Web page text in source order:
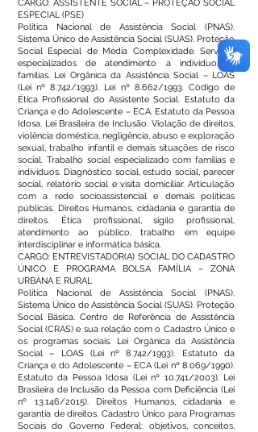
CARGO: ASSISTENTE SOCIAL – PROTEÇÃO SOCIAL
ESPECIAL (PSE)
Política Nacional de Assistência Social (PNAS).
Sistema Único de Assistência Social (SUAS). Proteção
Social Especial de Média Complexidade. Serviços
especializados de atendimento a indivíduos e
famílias. Lei Orgânica da Assistência Social – LOAS
(Lei nº 8.742/1993). Lei nº 8.662/1993. Código de
Ética Profissional do Assistente Social. Estatuto da
Criança e do Adolescente – ECA. Estatuto da Pessoa
Idosa. Lei Brasileira de Inclusão. Violação de direitos,
violência doméstica, negligência, abuso e exploração
sexual, trabalho infantil e demais situações de risco
social. Trabalho social especializado com famílias e
indivíduos. Diagnóstico social, estudo social, parecer
social, relatório social e visita domiciliar. Articulação
com a rede socioassistencial e demais políticas
públicas. Direitos Humanos, cidadania e garantia de
direitos. Ética profissional, sigilo profissional,
atendimento ao público, trabalho em equipe
interdisciplinar e informática básica.
CARGO: ENTREVISTADOR(A) SOCIAL DO CADASTRO
ÚNICO E PROGRAMA BOLSA FAMÍLIA – ZONA
URBANA E RURAL
Política Nacional de Assistência Social (PNAS).
Sistema Único de Assistência Social (SUAS). Proteção
Social Básica. Centro de Referência de Assistência
Social (CRAS) e sua relação com o Cadastro Único e
os programas sociais. Lei Orgânica da Assistência
Social – LOAS (Lei nº 8.742/1993). Estatuto da
Criança e do Adolescente – ECA (Lei nº 8.069/1990).
Estatuto da Pessoa Idosa (Lei nº 10.741/2003). Lei
Brasileira de Inclusão da Pessoa com Deficiência (Lei
nº 13.146/2015). Direitos Humanos, cidadania e
garantia de direitos. Cadastro Único para Programas
Sociais do Governo Federal: objetivos, conceitos,